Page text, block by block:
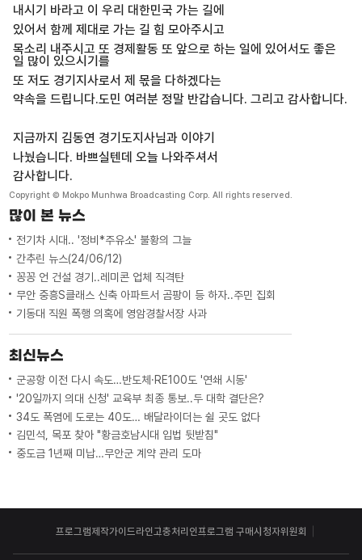
내시기 바라고 이 우리 대한민국 가는 길에
있어서 함께 제대로 가는 길 힘 모아주시고
목소리 내주시고 또 경제활동 또 앞으로 하는 일에 있어서도 좋은
일 많이 있으시기를
또 저도 경기지사로서 제 몫을 다하겠다는
약속을 드립니다.도민 여러분 정말 반갑습니다. 그리고 감사합니다.
지금까지 김동연 경기도지사님과 이야기
나눴습니다. 바쁘실텐데 오늘 나와주셔서
감사합니다.
Copyright © Mokpo Munhwa Broadcasting Corp. All rights reserved.
많이 본 뉴스
전기차 시대.. '정비*주유소' 불황의 그늘
간추린 뉴스(24/06/12)
꽁꽁 언 건설 경기..레미콘 업체 직격탄
무안 중흥S클래스 신축 아파트서 곰팡이 등 하자..주민 집회
기동대 직원 폭행 의혹에 영암경찰서장 사과
최신뉴스
군공항 이전 다시 속도…반도체·RE100도 '연쇄 시동'
'20일까지 의대 신청' 교육부 최종 통보..두 대학 결단은?
34도 폭염에 도로는 40도… 배달라이더는 쉴 곳도 없다
김민석, 목포 찾아 "황금호남시대 입법 뒷받침"
중도금 1년째 미납…무안군 계약 관리 도마
프로그램제작가이드라인 고충처리인 프로그램 구매시청자위원회